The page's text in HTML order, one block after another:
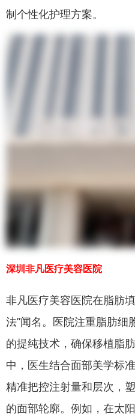
制个性化护理方案。
深圳非凡医疗美容医院
非凡医疗美容医院在脂肪
法”闻名。医院注重脂肪细
的提纯技术，确保移植脂
中，医生结合面部美学标
精准把控注射量和层次，
的面部轮廓。例如，在太